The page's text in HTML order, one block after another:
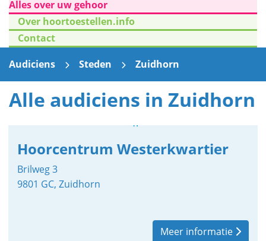
Alles over uw gehoor
Over hoortoestellen.info
Contact
Audiciens
Steden Zuidhorn
Alle audiciens in Zuidhorn
Hoorcentrum Westerkwartier
Brilweg 3
9801 GC, Zuidhorn
Meer informatie